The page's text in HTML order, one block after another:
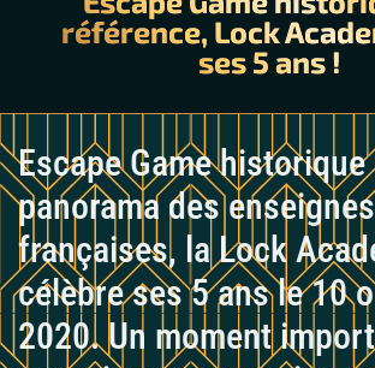
référence, Lock
ses 5 ans !
Escape Game
panorama des enseignes
françaises, la Lock
célèbre ses 5 ans le 10
2020. Un moment